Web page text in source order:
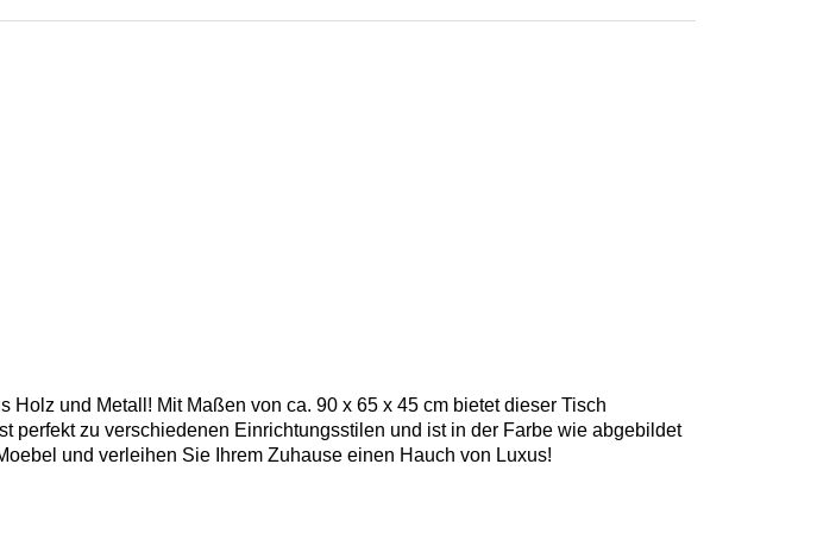
und Metall! Mit Maßen von ca. 90 x 65 x 45 cm bietet dieser Tisch
zu verschiedenen Einrichtungsstilen und ist in der Farbe wie abgebildet
und verleihen Sie Ihrem Zuhause einen Hauch von Luxus!